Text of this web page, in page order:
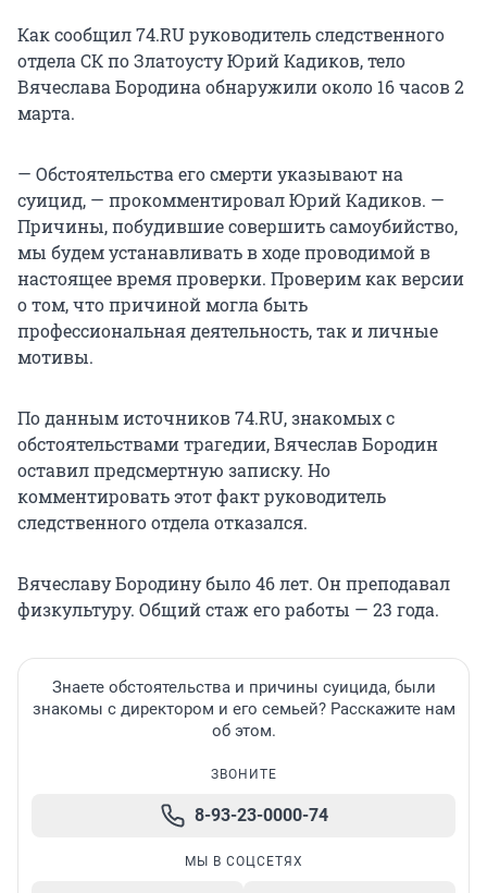
Как сообщил 74.RU руководитель следственного
отдела СК по Златоусту Юрий Кадиков, тело
Вячеслава Бородина обнаружили около 16 часов 2
марта.
— Обстоятельства его смерти указывают на
суицид, — прокомментировал Юрий Кадиков. —
Причины, побудившие совершить самоубийство,
мы будем устанавливать в ходе проводимой в
настоящее время проверки. Проверим как версии
о том, что причиной могла быть
профессиональная деятельность, так и личные
мотивы.
По данным источников 74.RU, знакомых с
обстоятельствами трагедии, Вячеслав Бородин
оставил предсмертную записку. Но
комментировать этот факт руководитель
следственного отдела отказался.
Вячеславу Бородину было 46 лет. Он преподавал
физкультуру. Общий стаж его работы — 23 года.
Знаете обстоятельства и причины суицида, были
знакомы с директором и его семьей? Расскажите нам
об этом.
ЗВОНИТЕ
8-93-23-0000-74
МЫ В СОЦСЕТЯХ